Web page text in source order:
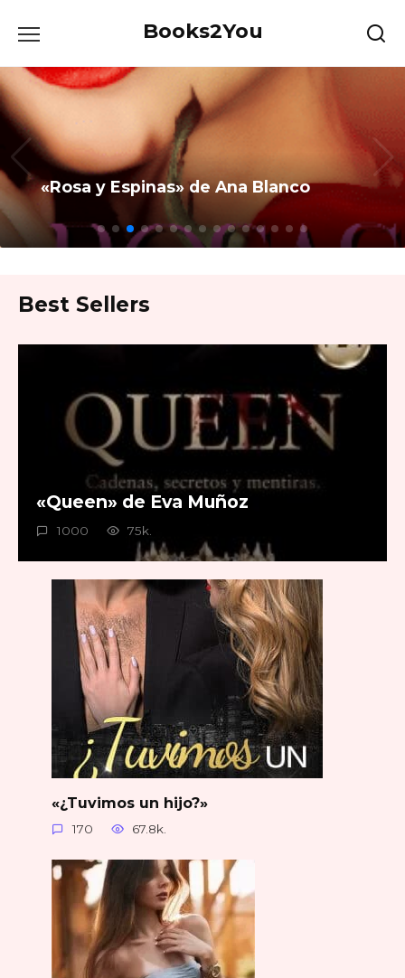
Books2You
«Rosa y Espinas» de Ana Blanco
Best Sellers
«Queen» de Eva Muñoz
1000 75k.
«¿Tuvimos un hijo?»
170 67.8k.